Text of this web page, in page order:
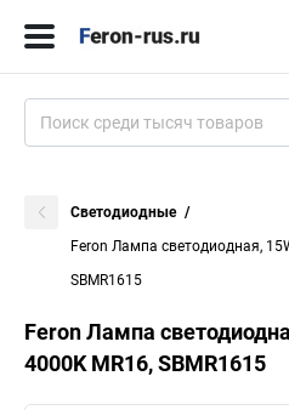
Светодиодные
Feron Лампа светодиодная,
SBMR1615
Feron Лампа
4000K MR16, SBMR1615